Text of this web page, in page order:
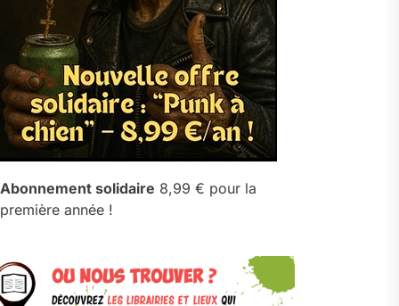
Abonnement solidaire 8,99 € pour la
première année !